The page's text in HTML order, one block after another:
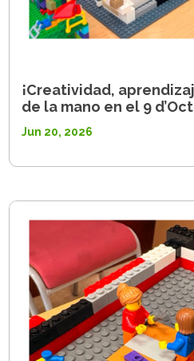
¡Creatividad,
de la mano en el 9
Jun 20, 2026